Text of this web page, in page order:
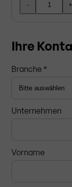
- +
Ihre
Branche *
Unternehmen
Vorname